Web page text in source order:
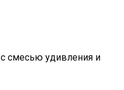
смесью удивления и